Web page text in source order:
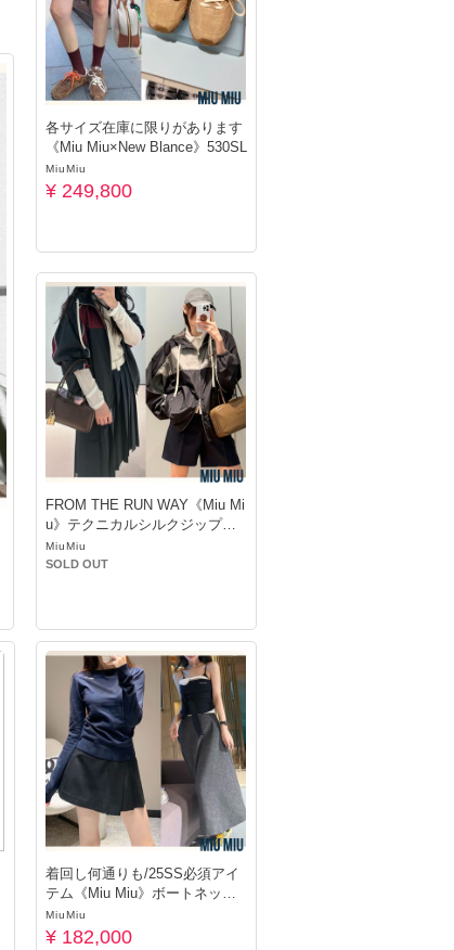
各サイズ在庫に限りがあります
《Miu Miu×New Blance》530SL
MiuMiu
¥ 249,800
FROM THE RUN WAY《Miu Mi
u》テクニカルシルクジップブ
ルゾン
MiuMiu
SOLD OUT
着回し何通りも/25SS必須アイ
テム《Miu Miu》ボートネック
ニット
MiuMiu
¥ 182,000